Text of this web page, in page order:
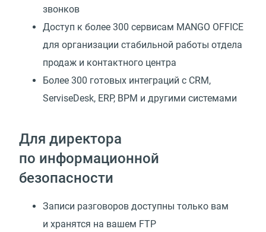
звонков
Доступ к более 300 сервисам MANGO OFFICE
для организации стабильной работы отдела
продаж и контактного центра
Более 300 готовых интеграций с CRM,
ServiseDesk, ERP, BPM и другими системами
Для директора
по информационной
безопасности
Записи разговоров доступны только вам
и хранятся на вашем FTP